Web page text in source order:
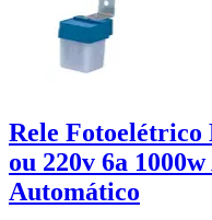
Rele Fotoelétrico
ou 220v 6a
Automático